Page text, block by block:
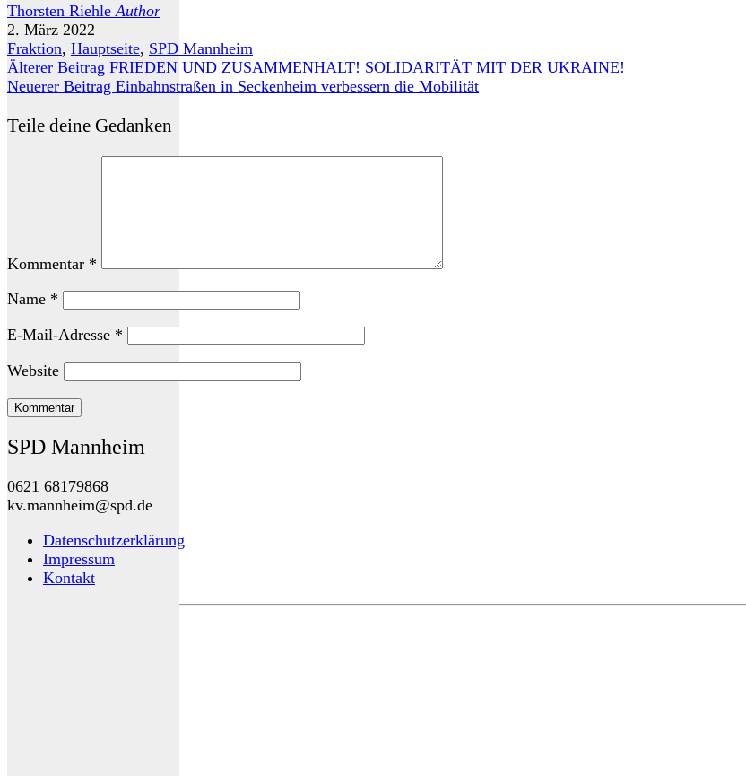
Thorsten Riehle Author
2. März 2022
Fraktion, Hauptseite, SPD Mannheim
Älterer Beitrag FRIEDEN UND ZUSAMMENHALT! SOLIDARITÄT MIT DER UKRAINE!
Neuerer Beitrag Einbahnstraßen in Seckenheim verbessern die Mobilität
Teile deine Gedanken
Kommentar *
Name *
E-Mail-Adresse *
Website
SPD Mannheim
0621 68179868
kv.mannheim@spd.de
Datenschutzerklärung
Impressum
Kontakt